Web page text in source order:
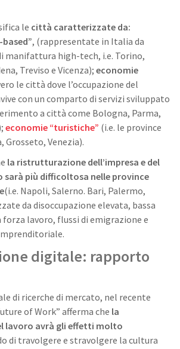
le città caratterizzate da:
, (rappresentate in Italia da
manifattura high-tech, i.e. Torino,
Treviso e Vicenza); economie
le città dove l’occupazione del
con un comparto di servizi sviluppato
a città come Bologna, Parma,
economie “turistiche” (i.e. le province
Grosseto, Venezia).
la ristrutturazione dell’impresa e del
sarà più difficoltosa nelle province
(i.e. Napoli, Salerno. Bari, Palermo,
da disoccupazione elevata, bassa
lavoro, flussi di emigrazione e
digitale: rapporto
di ricerche di mercato, nel recente
of Work” afferma che la
lavoro avrà gli effetti molto
di travolgere e stravolgere la cultura